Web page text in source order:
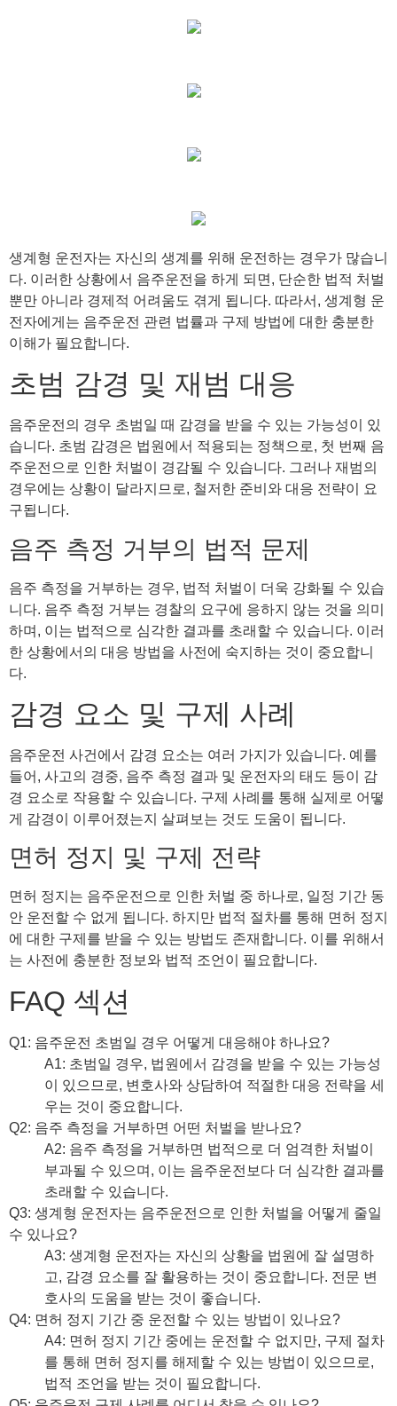
생계형 운전자는 자신의 생계를 위해 운전하는 경우가 많습니
다. 이러한 상황에서 음주운전을 하게 되면, 단순한 법적 처벌
뿐만 아니라 경제적 어려움도 겪게 됩니다. 따라서, 생계형 운
전자에게는 음주운전 관련 법률과 구제 방법에 대한 충분한
이해가 필요합니다.
초범 감경 및 재범 대응
음주운전의 경우 초범일 때 감경을 받을 수 있는 가능성이 있
습니다. 초범 감경은 법원에서 적용되는 정책으로, 첫 번째 음
주운전으로 인한 처벌이 경감될 수 있습니다. 그러나 재범의
경우에는 상황이 달라지므로, 철저한 준비와 대응 전략이 요
구됩니다.
음주 측정 거부의 법적 문제
음주 측정을 거부하는 경우, 법적 처벌이 더욱 강화될 수 있습
니다. 음주 측정 거부는 경찰의 요구에 응하지 않는 것을 의미
하며, 이는 법적으로 심각한 결과를 초래할 수 있습니다. 이러
한 상황에서의 대응 방법을 사전에 숙지하는 것이 중요합니
다.
감경 요소 및 구제 사례
음주운전 사건에서 감경 요소는 여러 가지가 있습니다. 예를
들어, 사고의 경중, 음주 측정 결과 및 운전자의 태도 등이 감
경 요소로 작용할 수 있습니다. 구제 사례를 통해 실제로 어떻
게 감경이 이루어졌는지 살펴보는 것도 도움이 됩니다.
면허 정지 및 구제 전략
면허 정지는 음주운전으로 인한 처벌 중 하나로, 일정 기간 동
안 운전할 수 없게 됩니다. 하지만 법적 절차를 통해 면허 정지
에 대한 구제를 받을 수 있는 방법도 존재합니다. 이를 위해서
는 사전에 충분한 정보와 법적 조언이 필요합니다.
FAQ 섹션
Q1: 음주운전 초범일 경우 어떻게 대응해야 하나요?
A1: 초범일 경우, 법원에서 감경을 받을 수 있는 가능성
이 있으므로, 변호사와 상담하여 적절한 대응 전략을 세
우는 것이 중요합니다.
Q2: 음주 측정을 거부하면 어떤 처벌을 받나요?
A2: 음주 측정을 거부하면 법적으로 더 엄격한 처벌이
부과될 수 있으며, 이는 음주운전보다 더 심각한 결과를
초래할 수 있습니다.
Q3: 생계형 운전자는 음주운전으로 인한 처벌을 어떻게 줄일
수 있나요?
A3: 생계형 운전자는 자신의 상황을 법원에 잘 설명하
고, 감경 요소를 잘 활용하는 것이 중요합니다. 전문 변
호사의 도움을 받는 것이 좋습니다.
Q4: 면허 정지 기간 중 운전할 수 있는 방법이 있나요?
A4: 면허 정지 기간 중에는 운전할 수 없지만, 구제 절차
를 통해 면허 정지를 해제할 수 있는 방법이 있으므로,
법적 조언을 받는 것이 필요합니다.